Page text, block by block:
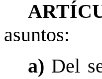
asuntos:
a) Del